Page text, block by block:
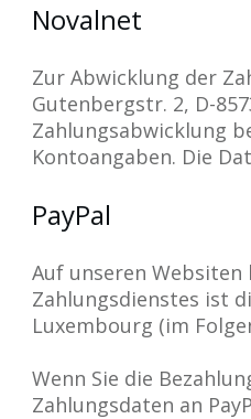
Novalnet
Zur Abwicklung der
Gutenbergstr. 2, D-
Zahlungsabwicklung
Kontoangaben. Die
PayPal
Auf unseren Websiten
Zahlungsdienstes ist
Luxembourg (im
Wenn Sie die
Zahlungsdaten an